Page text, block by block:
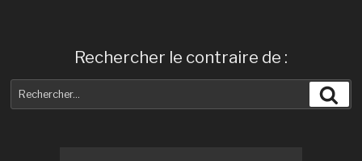
Rechercher le contraire de :
pour